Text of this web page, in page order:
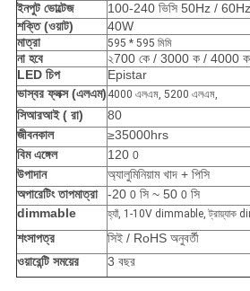
ইনপুট ভোল্টেজ
100-240 ভিসি 50Hz / 60Hz
শক্তি (ওয়াট)
40W
মাত্রা
595 * 595 মিমি
না হবে
২700 কে / 3000 ক / 4000
LED চিপ
Epistar
ভাস্বর ফ্লক্স (এলএম) 4000 এলএম, 5200 এলএম,
সিআরআই ( রা)
80
জীবনকাল
≥35000hrs
বিম এঙ্গেল
120 0
উপাদান
অ্যালুমিনিয়াম খাদ + পিসি
অপারেটিং তাপমাত্রা
-20 0সি ~ 50 0সি
dimmable
হ্যাঁ, 1-10V dimmable,
শংসাপত্র
সিই / RoHS অনুবর্তী
ওয়ারেন্টি সময়ের
3 বছর